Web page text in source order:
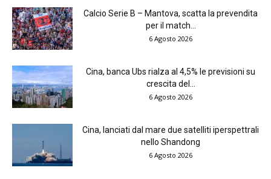
Calcio Serie B – Mantova, scatta la prevendita
per il match...
6 Agosto 2026
Cina, banca Ubs rialza al 4,5% le previsioni su
crescita del...
6 Agosto 2026
Cina, lanciati dal mare due satelliti iperspettrali
nello Shandong
6 Agosto 2026